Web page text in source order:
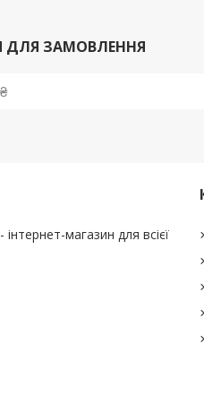
ДЛЯ ЗАМОВЛЕННЯ
магазин для всієї